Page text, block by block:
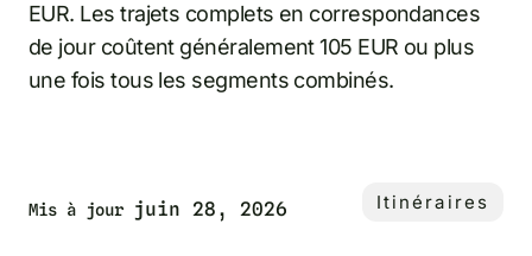
EUR. Les trajets complets en correspondances
de jour coûtent généralement 105 EUR ou plus
une fois tous les segments combinés.
Mis à jour juin 28, 2026 Itinéraires